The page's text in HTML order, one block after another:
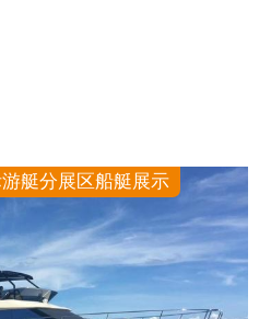
艇分展区船艇展示